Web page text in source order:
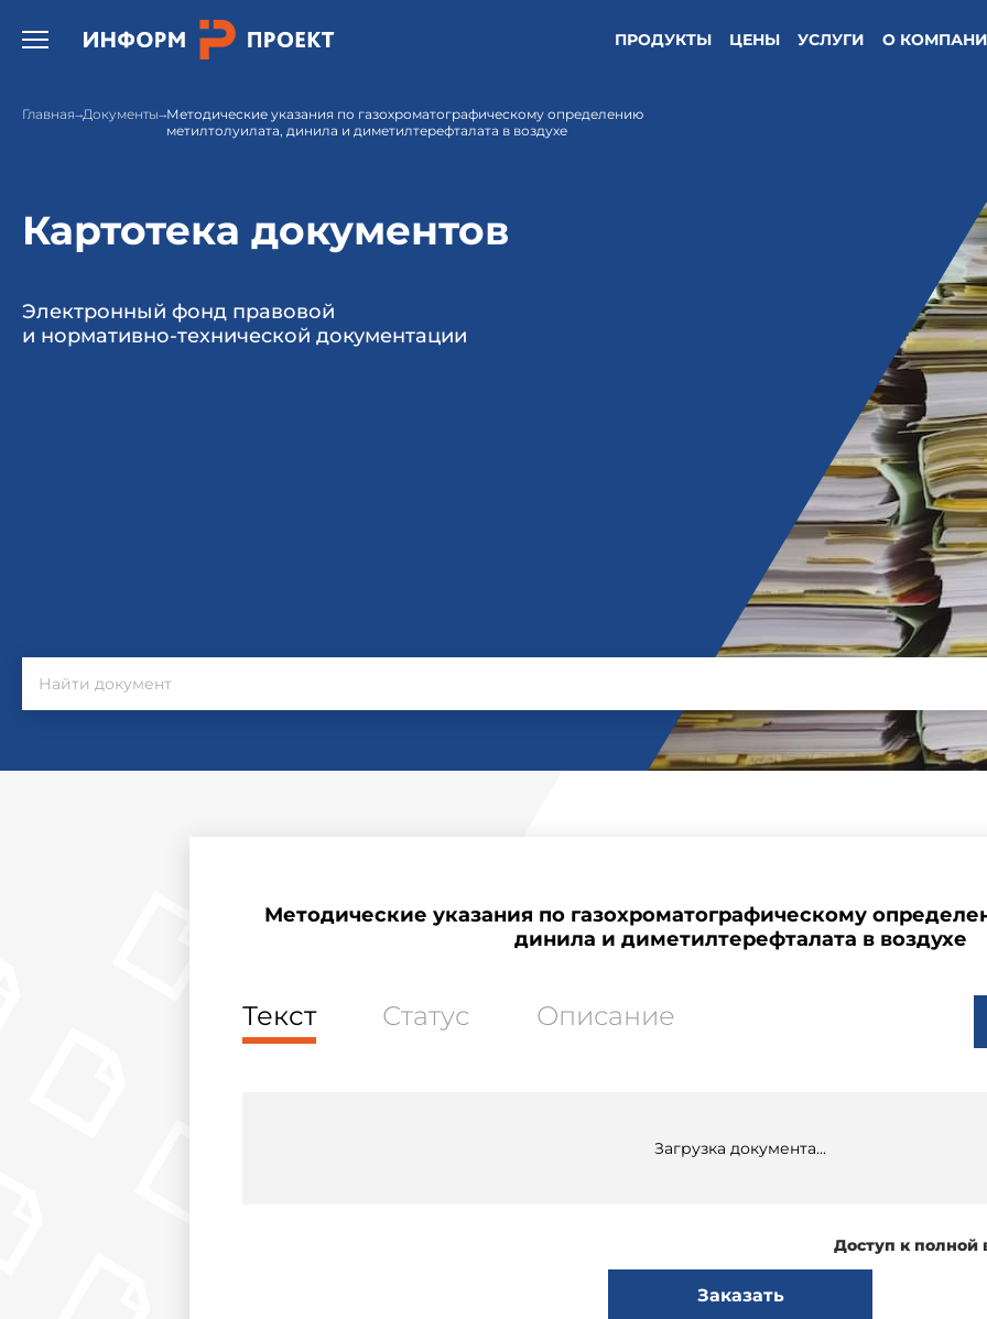
Открыть бургер меню. ПРОДУКТЫ ЦЕНЫ УСЛУГИ О
Главная Документы Методические указания по газохроматографическому определению
метилтолуилата, динила и диметилтерефталата в воздухе
Картотека документов
Электронный фонд правовой
и нормативно-технической документации
Методические указания по газохроматографическому
динила и диметилтерефталата в воздухе
Текст Статус Описание
Загрузка документа...
Доступ к полной
Заказать